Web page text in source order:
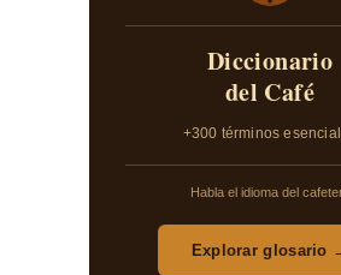
Diccionario
del Café
+300 términos
Habla el idioma del
Explorar glosario